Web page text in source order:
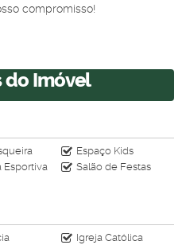
compromisso!
do Imóvel
Espaço Kids
Esportiva
Salão de Festas
Igreja Católica